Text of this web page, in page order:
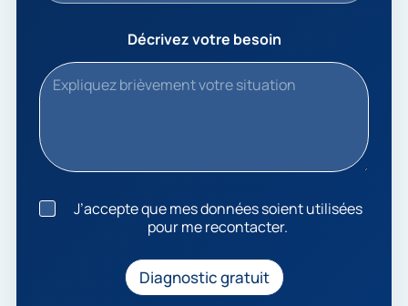
Décrivez votre besoin
J
’
J’accepte que mes données soient utilisées
pour me recontacter.
Diagnostic gratuit